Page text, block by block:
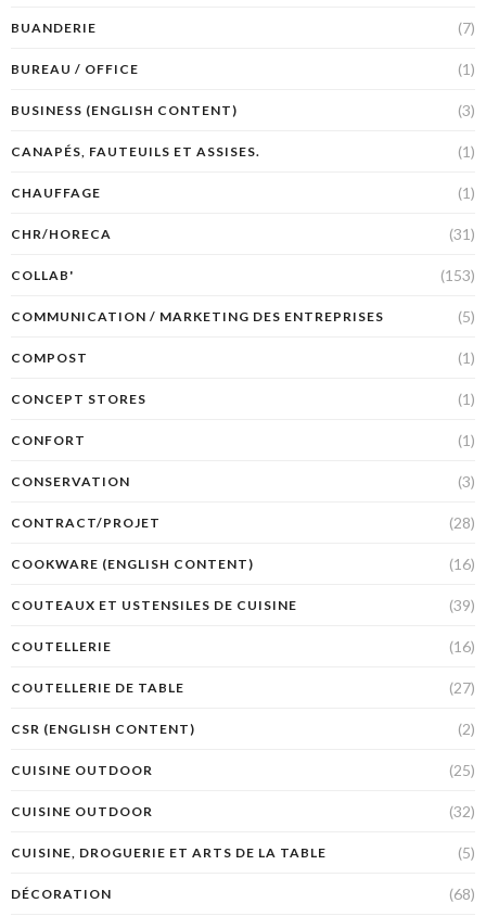
BUANDERIE (7)
BUREAU / OFFICE (1)
BUSINESS (ENGLISH CONTENT) (3)
CANAPÉS, FAUTEUILS ET ASSISES. (1)
CHAUFFAGE (1)
CHR/HORECA (31)
COLLAB' (153)
COMMUNICATION / MARKETING DES ENTREPRISES (5)
COMPOST (1)
CONCEPT STORES (1)
CONFORT (1)
CONSERVATION (3)
CONTRACT/PROJET (28)
COOKWARE (ENGLISH CONTENT) (16)
COUTEAUX ET USTENSILES DE CUISINE (39)
COUTELLERIE (16)
COUTELLERIE DE TABLE (27)
CSR (ENGLISH CONTENT) (2)
CUISINE OUTDOOR (25)
CUISINE OUTDOOR (32)
CUISINE, DROGUERIE ET ARTS DE LA TABLE (5)
DÉCORATION (68)